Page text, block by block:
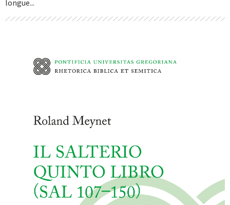
longue...